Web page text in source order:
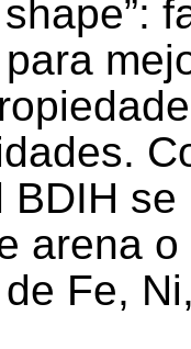
BDIH
arena
Fe,